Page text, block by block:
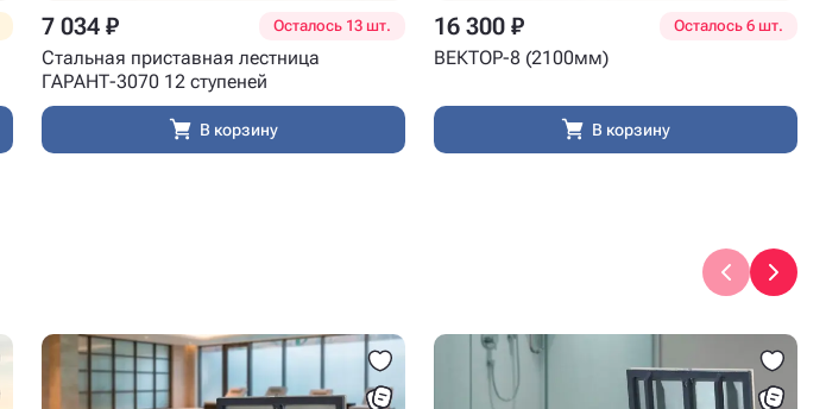
7 034 ₽ Осталось 13 шт.
Стальная приставная лестница
ГАРАНТ-3070 12 ступеней
В корзину
16 300 ₽ Осталось 6 шт.
ВЕКТОР-8 (2100мм)
В корзину